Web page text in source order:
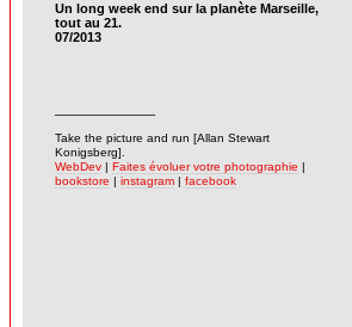
Un long week end sur la planète Marseille,
tout au 21.
07/2013
Take the picture and run [Allan Stewart
Konigsberg].
WebDev | Faites évoluer votre photographie |
bookstore | instagram | facebook